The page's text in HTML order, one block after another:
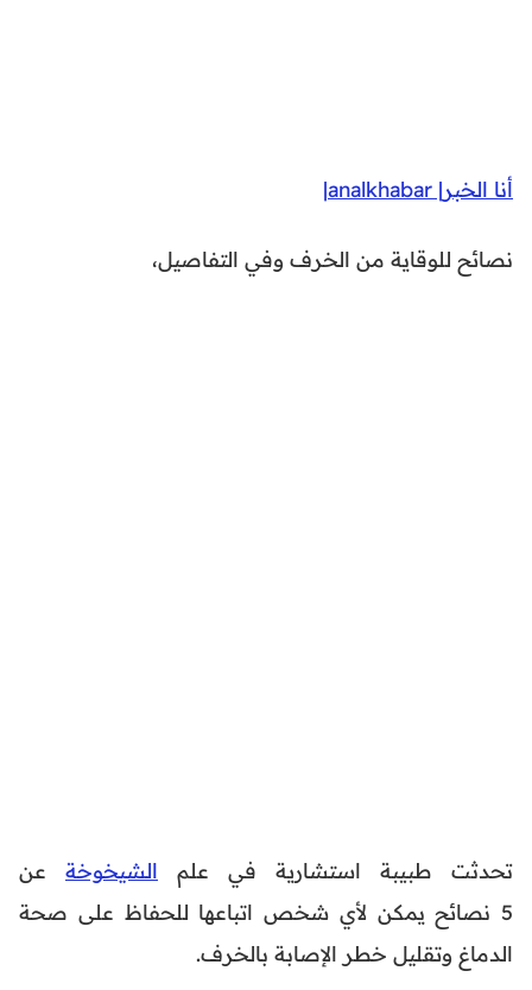
أنا الخبر| analkhabar|
نصائح للوقاية من الخرف وفي التفاصيل،
تحدثت طبيبة استشارية في علم الشيخوخة عن
5 نصائح يمكن لأي شخص اتباعها للحفاظ على صحة
الدماغ وتقليل خطر الإصابة بالخرف.